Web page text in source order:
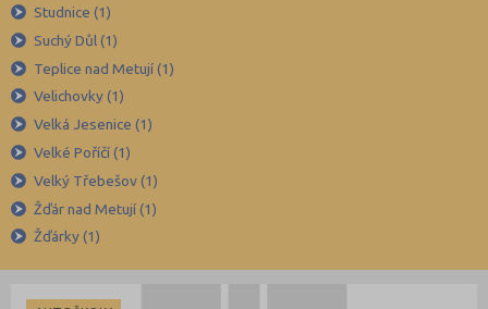
Kutná Hora (66)
Liberec (138)
Litoměřice (104)
Mělník (80)
Mladá Boleslav (96)
Most (73)
Náchod (98)
Studnice (1)
Suchý Důl (1)
Teplice nad Metují (1)
Velichovky (1)
Velká Jesenice (1)
Velké Poříčí (1)
Velký Třebešov (1)
Žďár nad Metují (1)
Žďárky (1)